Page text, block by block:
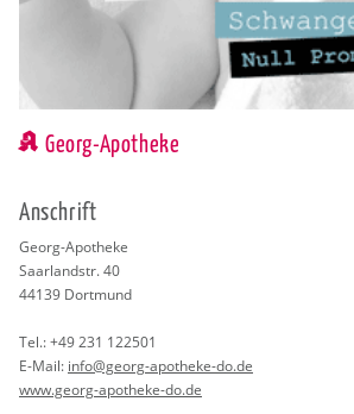
Georg-Apotheke
An­schrift
Georg-Apo­the­ke
Saar­land­str. 40
44139 Dort­mund
Tel.:+49 231 122501
E-Mail: info@​georg-​apotheke-​do.​de
www.​georg-​apotheke-​do.​de